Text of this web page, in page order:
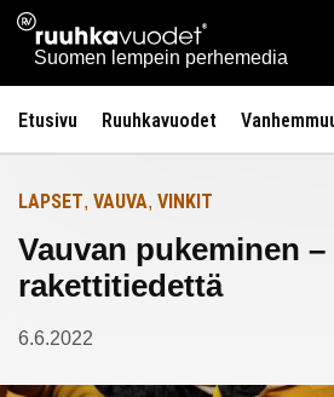
Siirry
sisältöön
Ruuhkavuodet.fi
Suomen lempein perhemedia
Etusivu Ruuhkavuodet
Etusivulle
LAPSET, VAUVA, VINKIT
Vauvan pukeminen
rakettitiedettä
6.6.2022